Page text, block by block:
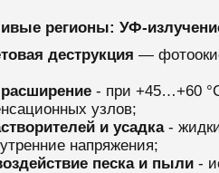
регионы: УФ-
деструкция —
- при +45…+60
узлов;
и усадка-
напряжения;
песка и пыли-